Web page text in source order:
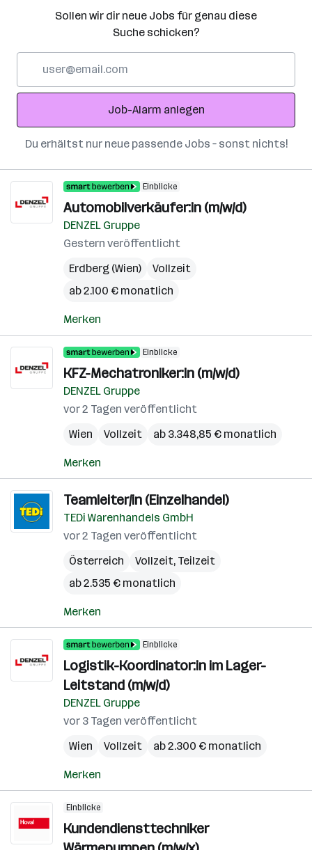
Sollen wir dir neue Jobs für genau diese
Suche schicken?
Adresse
Job-Alarm anlegen
Du erhältst nur neue passende Jobs – sonst nichts!
Einblicke
Automobilverkäufer:in (m/w/d)
DENZEL Gruppe
Gestern veröffentlicht
Erdberg (Wien)
Vollzeit
ab 2.100 € monatlich
Merken
Einblicke
KFZ-Mechatroniker:in (m/w/d)
DENZEL Gruppe
vor 2 Tagen veröffentlicht
Wien
Vollzeit ab 3.348,85 € monatlich
Merken
Teamleiter/in (Einzelhandel)
TEDi Warenhandels GmbH
vor 2 Tagen veröffentlicht
Österreich
Vollzeit, Teilzeit
ab 2.535 € monatlich
Merken
Einblicke
Logistik-Koordinator:in im Lager-
Leitstand (m/w/d)
DENZEL Gruppe
vor 3 Tagen veröffentlicht
Wien
Vollzeit ab 2.300 € monatlich
Merken
Einblicke
Kundendiensttechniker